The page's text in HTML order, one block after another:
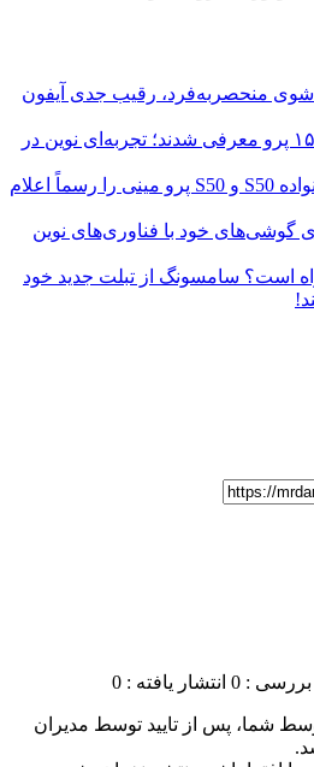
منحصربه‌فرد، رقیب جدی آیفون
هواوی نوا ۱۵ اولترا و ۱۵ پرو معرفی شدند؛ تجربه‌ای نوین در
ویوو تاریخ رونمایی خانواده S50 و S50 پرو مینی را رسماً اعلام
گوشی‌های خود با فناوری‌های نوین
راه است؟ سامسونگ از تبلت جدید خود
: 0 انتشار یافته : 0
شما، پس از تایید توسط مدیران